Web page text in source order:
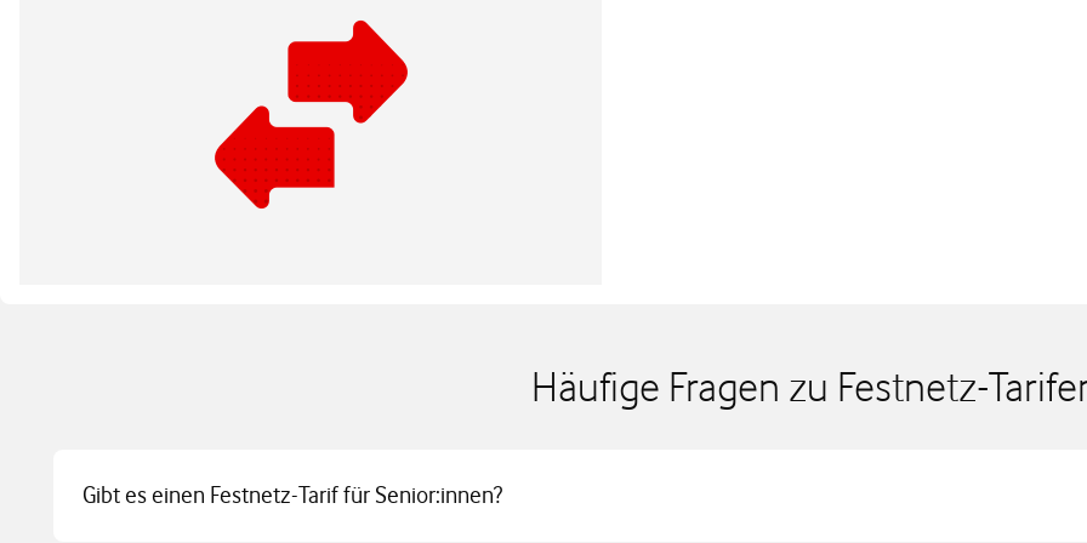
Häufige Fragen zu Festnetz-
Gibt es einen Festnetz-Tarif für Senior:innen?